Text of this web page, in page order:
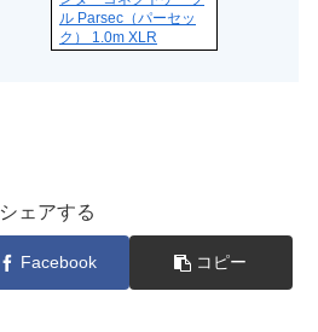
ル Parsec（パーセッ
ク） 1.0m XLR
シェアする
Facebook コピー